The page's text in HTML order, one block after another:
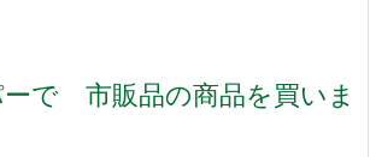
で 市販品の商品を買いま